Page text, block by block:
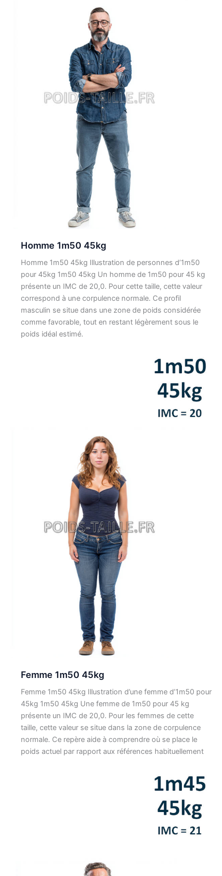
Homme 1m50 45kg
Homme 1m50 45kg Illustration de personnes d’1m50
pour 45kg 1m50 45kg Un homme de 1m50 pour 45 kg
présente un IMC de 20,0. Pour cette taille, cette valeur
correspond à une corpulence normale. Ce profil
masculin se situe dans une zone de poids considérée
comme favorable, tout en restant légèrement sous le
poids idéal estimé.
Femme 1m50 45kg
Femme 1m50 45kg Illustration d’une femme d’1m50 pour
45kg 1m50 45kg Une femme de 1m50 pour 45 kg
présente un IMC de 20,0. Pour les femmes de cette
taille, cette valeur se situe dans la zone de corpulence
normale. Ce repère aide à comprendre où se place le
poids actuel par rapport aux références habituellement